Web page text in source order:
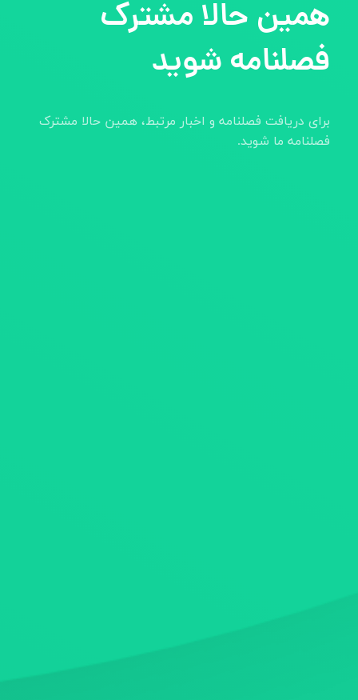
همین حالا مشترک
فصلنامه شوید
برای دریافت فصلنامه و اخبار مرتبط، همین حالا مشترک
فصلنامه ما شوید.